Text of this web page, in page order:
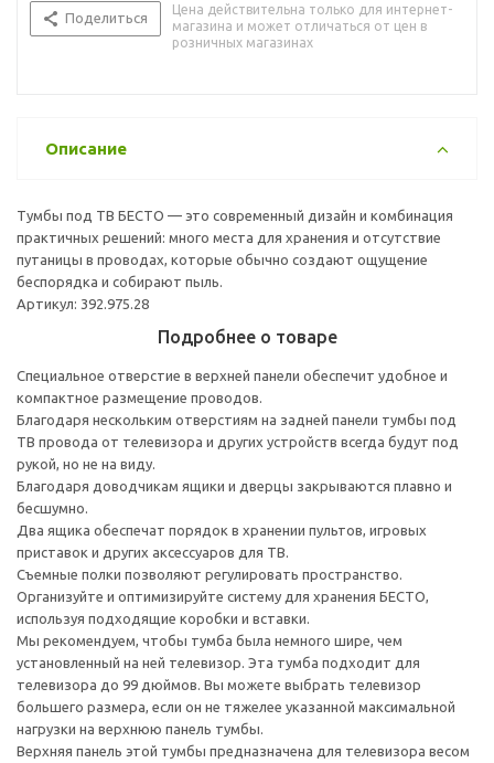
Поделиться
Цена действительна только для интернет-
магазина и может отличаться от цен в
розничных магазинах
Описание
Тумбы под ТВ БЕСТО — это современный дизайн и комбинация
практичных решений: много места для хранения и отсутствие
путаницы в проводах, которые обычно создают ощущение
беспорядка и собирают пыль.
Артикул: 392.975.28
Подробнее о товаре
Специальное отверстие в верхней панели обеспечит удобное и
компактное размещение проводов.
Благодаря нескольким отверстиям на задней панели тумбы под
ТВ провода от телевизора и других устройств всегда будут под
рукой, но не на виду.
Благодаря доводчикам ящики и дверцы закрываются плавно и
бесшумно.
Два ящика обеспечат порядок в хранении пультов, игровых
приставок и других аксессуаров для ТВ.
Съемные полки позволяют регулировать пространство.
Организуйте и оптимизируйте систему для хранения БЕСТО,
используя подходящие коробки и вставки.
Мы рекомендуем, чтобы тумба была немного шире, чем
установленный на ней телевизор. Эта тумба подходит для
телевизора до 99 дюймов. Вы можете выбрать телевизор
большего размера, если он не тяжелее указанной максимальной
нагрузки на верхнюю панель тумбы.
Верхняя панель этой тумбы предназначена для телевизора весом